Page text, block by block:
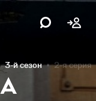
3-й сезон 2-я серия